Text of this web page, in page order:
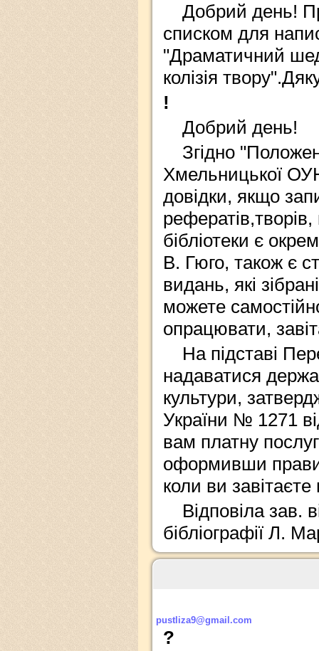
Добрий день!
списком для
"Драматичний
колізія
!
Добрий день!
Згідно
Хмельницької
довідки, якщо
бібліотеки є
В. Гюго, також є
видань, які
можете
опрацювати,
На підставі
надаватися
культури,
України № 1271
вам платну
оформивши
коли ви завітаєте
Відповіла зав.
бібліографії Л.
pustliza9@gmail.com
?